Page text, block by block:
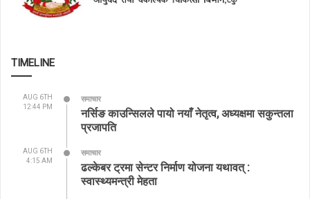
TIMELINE
AUG 6TH
12:44 PM
समाचार
नर्सिङ काउन्सिलले पायो नयाँ नेतृत्व, अध्यक्षमा सकुन्तला
प्रजापति
AUG 6TH
4:15 AM
समाचार
ढल्केबर ट्रमा सेन्टर निर्माण योजना यथावत् :
स्वास्थ्यमन्त्री मेहता